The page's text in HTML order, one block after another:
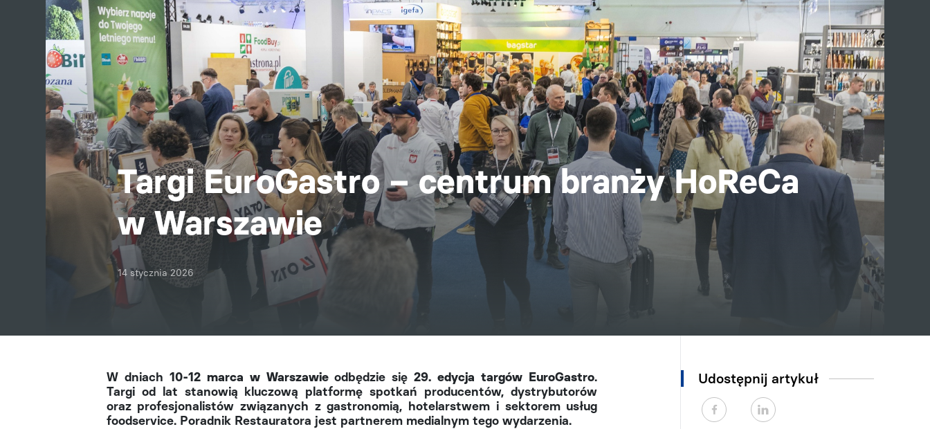
Targi EuroGastro – centrum branży HoReCa
w Warszawie
14 stycznia 2026
W dniach 10-12 marca w Warszawieodbędzie się29. edycja targów EuroGastro.
Targi od lat stanowią kluczową platformę spotkań producentów, dystrybutorów
oraz profesjonalistów związanych z gastronomią, hotelarstwem i sektorem usług
foodservice. Poradnik Restauratora jest partnerem medialnym tego wydarzenia.
Udostępnij artykuł